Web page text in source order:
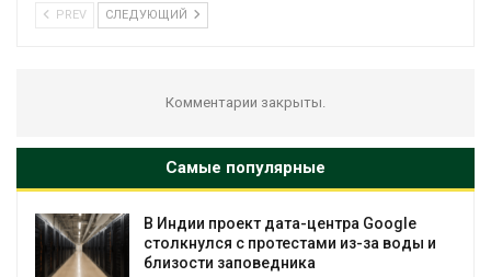
PREV СЛЕДУЮЩИЙ
Комментарии закрыты.
Самые популярные
В Индии проект дата-центра Google
столкнулся с протестами из-за воды и
близости заповедника